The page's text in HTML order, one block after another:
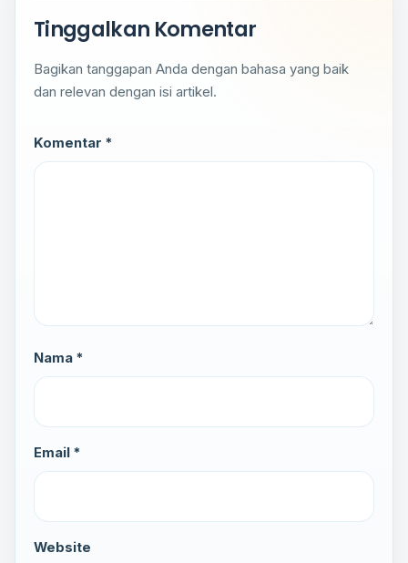
Tinggalkan Komentar
Bagikan tanggapan Anda dengan bahasa yang baik
dan relevan dengan isi artikel.
Komentar *
Nama *
Email *
Website